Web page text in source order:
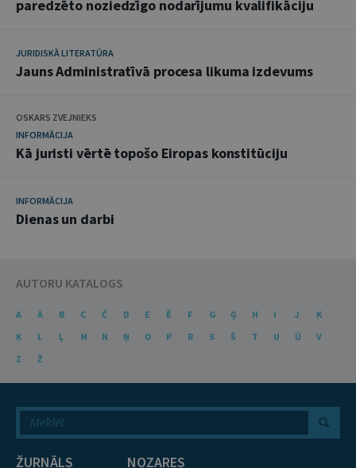
paredzēto noziedzīgo nodarījumu kvalifikāciju
JURIDISKĀ LITERATŪRA
Jauns Administratīvā procesa likuma izdevums
OSKARS ZVEJNIEKS
INFORMĀCIJA
Kā juristi vērtē topošo Eiropas konstitūciju
INFORMĀCIJA
Dienas un darbi
AUTORU KATALOGS
A Ā B C Č D E Ē F G Ģ H I J
K
Ķ
L Ļ M N Ņ O P R S Š T U Ū
V
Z
Ž
ŽURNĀLS NOZARES